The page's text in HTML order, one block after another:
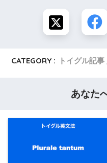
CATEGORY : トイグル記事
あなた